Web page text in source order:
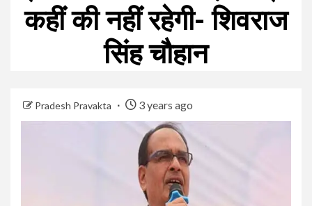
कहीं की नहीं रहेगी- शिवराज
सिंह चौहान
Pradesh Pravakta 3 years ago